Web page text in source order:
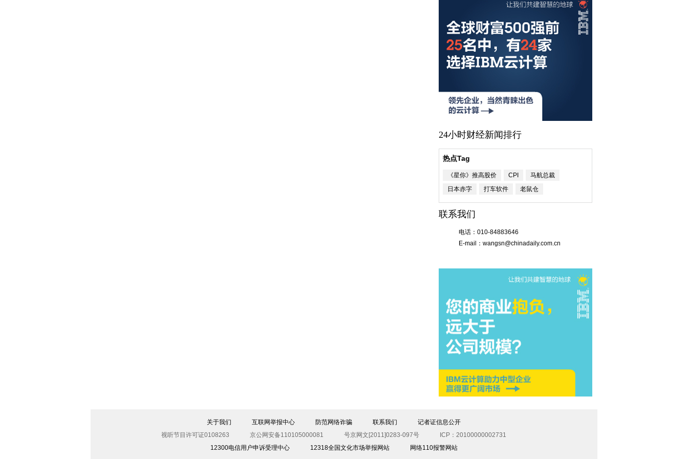
24小时财经新闻排行
热点Tag
《星你》推高股价 CPI
马航总裁
日本赤字
打车软件 老鼠仓
联系我们
电话： 010-84883646
E-mail： wangsn@chinadaily.com.cn
关于我们 互联网举报中心 防范网络诈骗 联系我们
记者证信息公开
视听节目许可证0108263
京公网安备110105000081 号京网文[2011]0283-097号
ICP：20100000002731
12300电信用户申诉受理中心
12318全国文化市场举报网站 网络110报警网站